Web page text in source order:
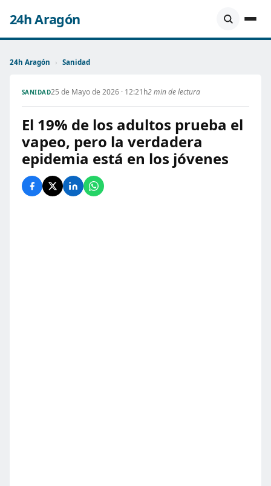
24h Aragón
24h Aragón › Sanidad
SANIDAD25 de Mayo de 2026 · 12:21h2 min de lectura
El 19% de los adultos prueba el
vapeo, pero la verdadera
epidemia está en los jóvenes